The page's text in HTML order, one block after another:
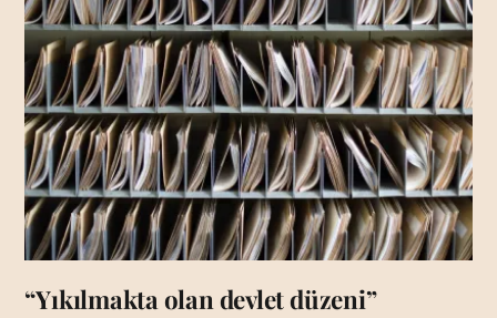
“Yıkılmakta olan devlet düzeni”